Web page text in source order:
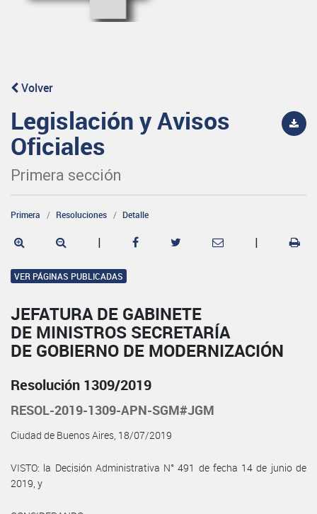
Volver
Legislación y Avisos
Oficiales
Primera sección
Primera Resoluciones Detalle
| |
VER PÁGINAS PUBLICADAS
JEFATURA DE GABINETE
DE MINISTROS SECRETARÍA
DE GOBIERNO DE MODERNIZACIÓN
Resolución 1309/2019
RESOL-2019-1309-APN-SGM#JGM
Ciudad de Buenos Aires, 18/07/2019
VISTO: la Decisión Administrativa N° 491 de fecha 14 de junio de
2019, y